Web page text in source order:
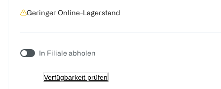
Geringer Online-Lagerstand
In Filiale abholen
Verfügbarkeit prüfen